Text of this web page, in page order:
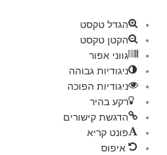
הגדל טקסט
הקטן טקסט
גווני אפור
ניגודיות גבוהה
ניגודיות הפוכה
רקע בהיר
הדגשת קישורים
פונט קריא
איפוס